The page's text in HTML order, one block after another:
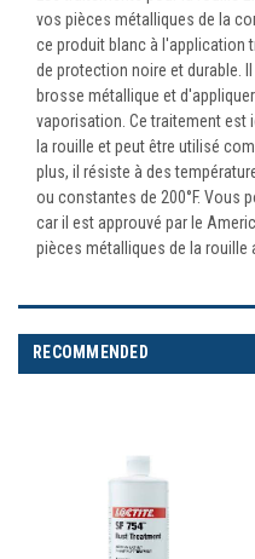
vos pièces métalliques de la
ce produit blanc à l'application
de protection noire et durable.
brosse métallique et
vaporisation. Ce traitement est
la rouille et peut être utilisé
plus, il résiste à des
ou constantes de 200°F. Vous
car il est approuvé par le
pièces métalliques de la rouille
RECOMMENDED